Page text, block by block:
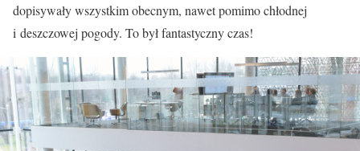
dopisywały wszystkim obecnym, nawet pomimo chłodnej
i deszczowej pogody. To był fantastyczny czas!